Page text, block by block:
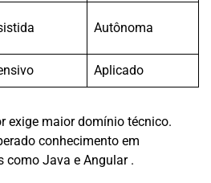
Autônoma
Aplicado
exige maior domínio técnico.
conhecimento em
como Java e Angular .